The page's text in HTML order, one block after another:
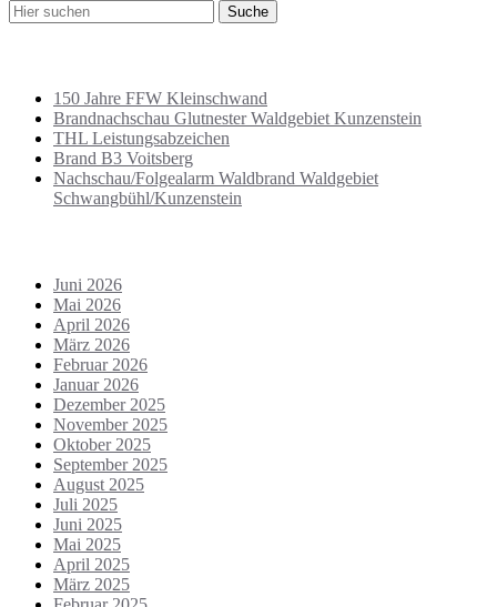
150 Jahre FFW Kleinschwand
Brandnachschau Glutnester Waldgebiet Kunzenstein
THL Leistungsabzeichen
Brand B3 Voitsberg
Nachschau/Folgealarm Waldbrand Waldgebiet
Schwangbühl/Kunzenstein
Juni 2026
Mai 2026
April 2026
März 2026
Februar 2026
Januar 2026
Dezember 2025
November 2025
Oktober 2025
September 2025
August 2025
Juli 2025
Juni 2025
Mai 2025
April 2025
März 2025